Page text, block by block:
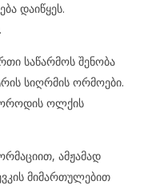
დაიწყეს.
საწარმოს შენობა
სიღრმის ორმოები.
ოლქის
ამჟამად
მიმართულებით